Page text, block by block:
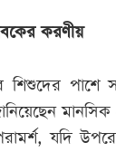
করণীয়
শিশুদের পাশে
যদি